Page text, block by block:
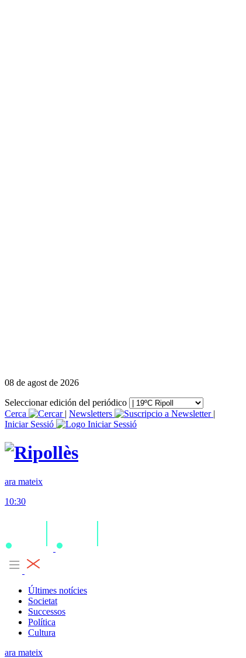
08 de agost de 2026
Seleccionar edición del periódico
Cerca
| Newsletters
|
Iniciar Sessió
ara mateix
10:30
Últimes notícies
Societat
Successos
Política
Cultura
ara mateix